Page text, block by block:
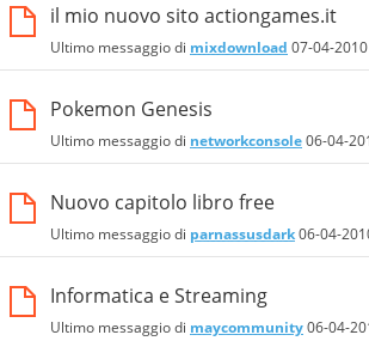
il mio nuovo sito actiongames.it
Ultimo messaggio di mixdownload 07-04-2010
Pokemon Genesis
Ultimo messaggio di networkconsole06-04-
Nuovo capitolo libro free
Ultimo messaggio di parnassusdark06-04-
Informatica e Streaming
Ultimo messaggio di maycommunity06-04-